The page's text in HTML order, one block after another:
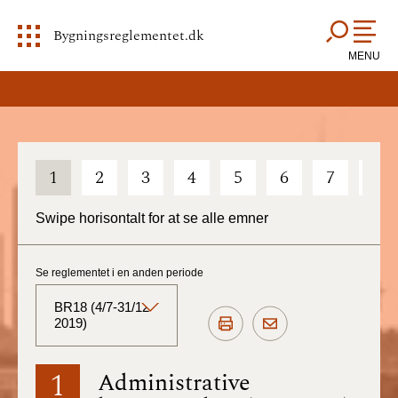
Bygningsreglementet.dk
MENU
1 2 3 4 5 6 7
Swipe horisontalt for at se alle emner
1 Administrative
Se reglementet i en anden periode
BR18 (4/7-31/12
2019)
BR18 (Aktuelt)